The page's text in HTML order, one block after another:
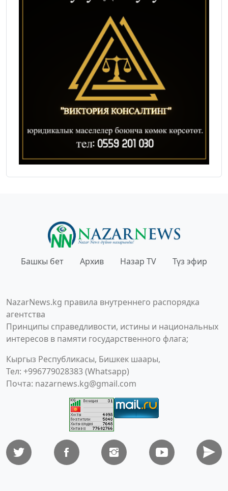
Башкы бет Архив Назар TV Түз эфир
NazarNews.kg правила внутреннего распорядка
агентства
Принципы справедливости, истины и национальных
интересов в памяти государственного флага;
Кыргыз Республикасы, Бишкек шаары,
Тел: +996779028383 (Whatsapp)
Почта: nazarnews.kg@gmail.com